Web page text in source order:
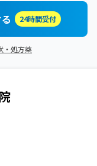
24時間受付
・処方薬